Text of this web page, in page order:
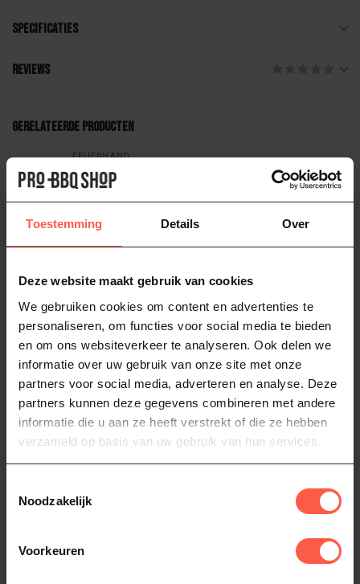
Toestemming Details Over
Deze website maakt gebruik van cookies
We gebruiken cookies om content en advertenties te
personaliseren, om functies voor social media te bieden
en om ons websiteverkeer te analyseren. Ook delen we
informatie over uw gebruik van onze site met onze
partners voor social media, adverteren en analyse. Deze
partners kunnen deze gegevens combineren met andere
informatie die u aan ze heeft verstrekt of die ze hebben
verzameld op basis van uw gebruik van hun services.
Noodzakelijk
Voorkeuren
Specificaties
Reviews
Gerelateerde producten
FEUERHAND
Feuerhand Stormlamp 276
Op voorraad
44,95
Op voorraad
FEUERHAND
Feuerhand Led Stormlamp 276
Op voorraad
69,95
Of heb je hulp nodig bij het bestellen? Neem
. We helpen je graag!